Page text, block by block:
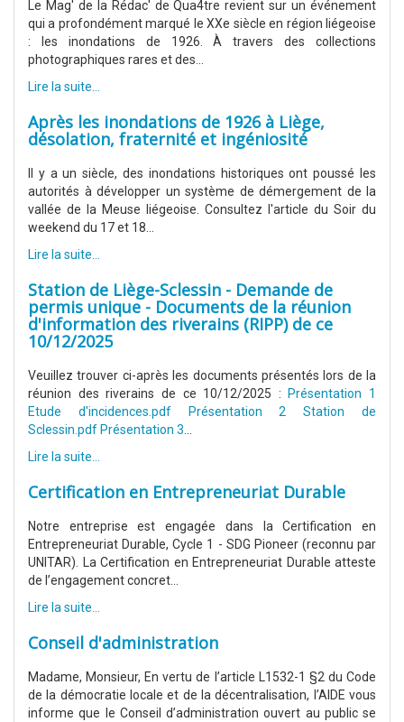
Le Mag' de la Rédac' de Qua4tre revient sur un événement
qui a profondément marqué le XXe siècle en région liégeoise
: les inondations de 1926. À travers des collections
photographiques rares et des...
Lire la suite...
Après les inondations de 1926 à Liège,
désolation, fraternité et ingéniosité
Il y a un siècle, des inondations historiques ont poussé les
autorités à développer un système de démergement de la
vallée de la Meuse liégeoise. Consultez l'article du Soir du
weekend du 17 et 18...
Lire la suite...
Station de Liège-Sclessin - Demande de
permis unique - Documents de la réunion
d'information des riverains (RIPP) de ce
10/12/2025
Veuillez trouver ci-après les documents présentés lors de la
réunion des riverains de ce 10/12/2025 :
Présentation 1
Etude d'incidences.pdf
Présentation 2 Station de
Sclessin.pdf Présentation 3...
Lire la suite...
Certification en Entrepreneuriat Durable
Notre entreprise est engagée dans la Certification en
Entrepreneuriat Durable, Cycle 1 - SDG Pioneer (reconnu par
UNITAR). La Certification en Entrepreneuriat Durable atteste
de l’engagement concret...
Lire la suite...
Conseil d'administration
Madame, Monsieur, En vertu de l’article L1532-1 §2 du Code
de la démocratie locale et de la décentralisation, l’AIDE vous
informe que le Conseil d’administration ouvert au public se